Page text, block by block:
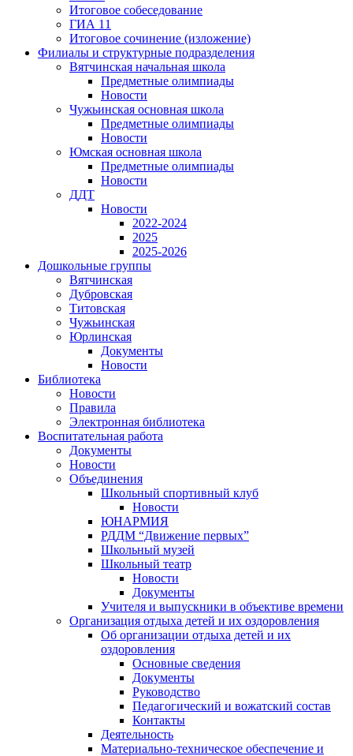
Итоговое собеседование
ГИА 11
Итоговое сочинение (изложение)
Филиалы и структурные подразделения
Вятчинская начальная школа
Предметные олимпиады
Новости
Чужьинская основная школа
Предметные олимпиады
Новости
Юмская основная школа
Предметные олимпиады
Новости
ДДТ
Новости
2022-2024
2025
2025-2026
Дошкольные группы
Вятчинская
Дубровская
Титовская
Чужьинская
Юрлинская
Документы
Новости
Библиотека
Новости
Правила
Электронная библиотека
Воспитательная работа
Документы
Новости
Объединения
Школьный спортивный клуб
Новости
ЮНАРМИЯ
РДДМ “Движение первых”
Школьный музей
Школьный театр
Новости
Документы
Учителя и выпускники в объективе времени
Организация отдыха детей и их оздоровления
Об организации отдыха детей и их
оздоровления
Основные сведения
Документы
Руководство
Педагогический и вожатский состав
Контакты
Деятельность
Материально-техническое обеспечение и